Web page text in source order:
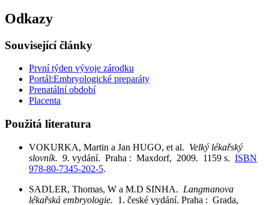
Odkazy
Související články
První týden vývoje zárodku
Portál:Embryologické preparáty
Prenatální období
Placenta
Použitá literatura
VOKURKA, Martin a Jan HUGO, et al. Velký lékařský
slovník. 9. vydání. Praha : Maxdorf, 2009. 1159 s. ISBN
978-80-7345-202-5.
SADLER, Thomas, W a M.D SINHA. Langmanova
lékařská embryologie. 1. české vydání. Praha : Grada,